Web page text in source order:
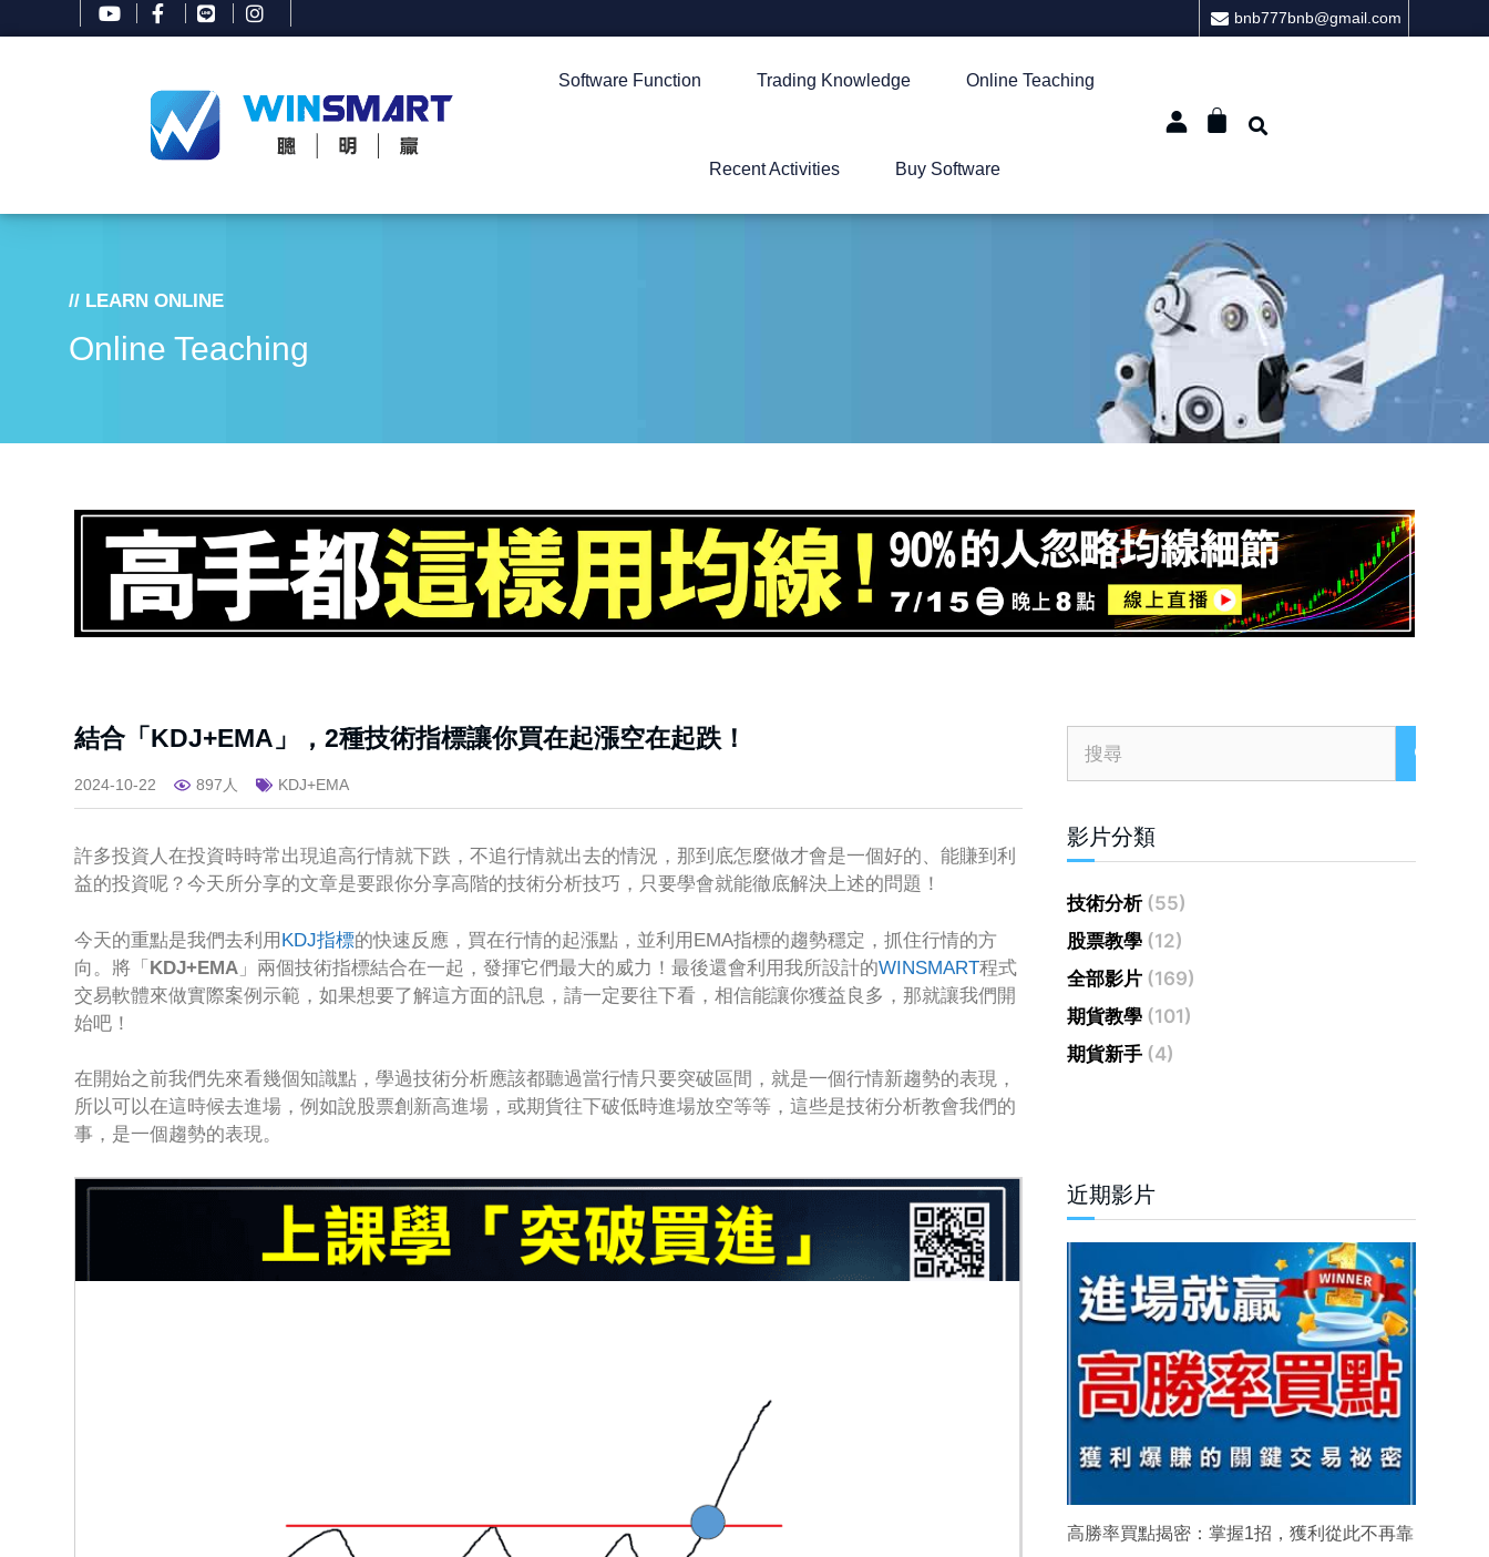
bnb777bnb@gmail.com
Software Function Trading Knowledge Online Teaching
Recent Activities Buy Software
// LEARN ONLINE
Online Teaching
結合「KDJ+EMA」，2種技術指標讓你買在起漲空在起跌！
2024-10-22 897人 KDJ+EMA
許多投資人在投資時時常出現追高行情就下跌，不追行情就出去的情況，那到底怎麼做才會是一個好的、能賺到利
益的投資呢？今天所分享的文章是要跟你分享高階的技術分析技巧，只要學會就能徹底解決上述的問題！
今天的重點是我們去利用 KDJ指標的快速反應，買在行情的起漲點，並利用EMA指標的趨勢穩定，抓住行情的方
向。將「 KDJ+EMA 」兩個技術指標結合在一起，發揮它們最大的威力！最後還會利用我所設計的WINSMART程式
交易軟體來做實際案例示範，如果想要了解這方面的訊息，請一定要往下看，相信能讓你獲益良多，那就讓我們開
始吧！
在開始之前我們先來看幾個知識點，學過技術分析應該都聽過當行情只要突破區間，就是一個行情新趨勢的表現，
所以可以在這時候去進場，例如說股票創新高進場，或期貨往下破低時進場放空等等，這些是技術分析教會我們的
事，是一個趨勢的表現。
影片分類
技術分析(55)
股票教學(12)
全部影片(169)
期貨教學(101)
期貨新手(4)
近期影片
高勝率買點揭密：掌握1招，獲利從此不再靠